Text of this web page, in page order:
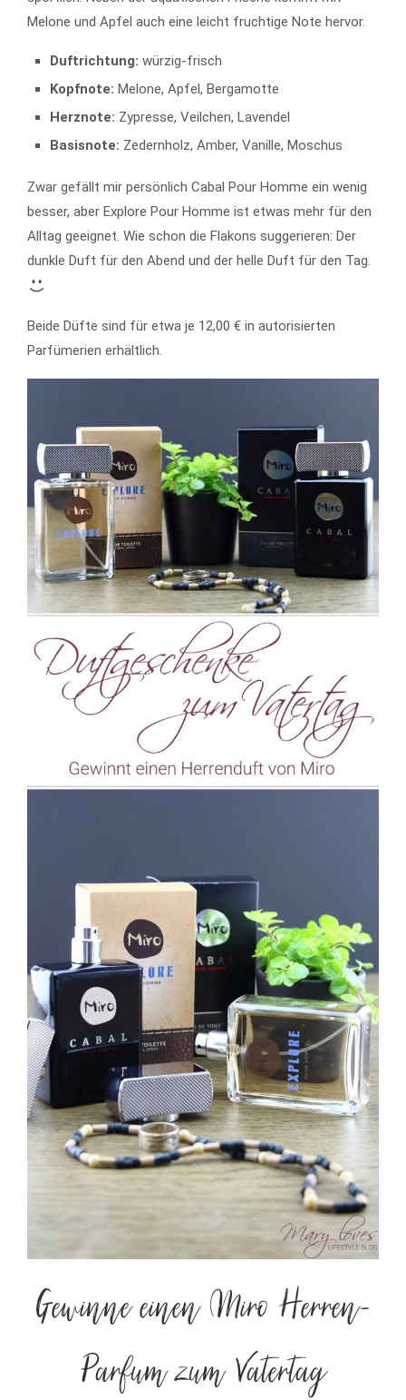
Melone und Apfel auch eine leicht fruchtige Note hervor.
Duftrichtung: würzig-frisch
Kopfnote: Melone, Apfel, Bergamotte
Herznote: Zypresse, Veilchen, Lavendel
Basisnote: Zedernholz, Amber, Vanille, Moschus
Zwar gefällt mir persönlich Cabal Pour Homme ein wenig
besser, aber Explore Pour Homme ist etwas mehr für den
Alltag geeignet. Wie schon die Flakons suggerieren: Der
dunkle Duft für den Abend und der helle Duft für den Tag.
Beide Düfte sind für etwa je 12,00 € in autorisierten
Parfümerien erhältlich.
Gewinne einen Miro Herren-
Parfum zum Vatertag